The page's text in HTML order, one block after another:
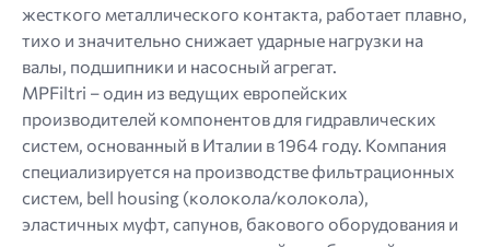
жесткого металлического контакта, работает плавно,
тихо и значительно снижает ударные нагрузки на
валы, подшипники и насосный агрегат.
MPFiltri – один из ведущих европейских
производителей компонентов для гидравлических
систем, основанный в Италии в 1964 году. Компания
специализируется на производстве фильтрационных
систем, bell housing (колокола/колокола),
эластичных муфт, сапунов, бакового оборудования и